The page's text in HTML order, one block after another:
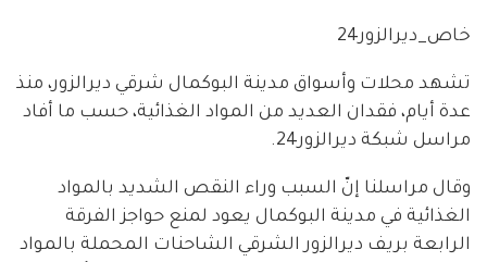
خاص_ديرالزور24
تشهد محلات وأسواق مدينة البوكمال شرقي ديرالزور، منذ
عدة أيام، فقدان العديد من المواد الغذائية، حسب ما أفاد
مراسل شبكة ديرالزور24.
وقال مراسلنا إنّ السبب وراء النقص الشديد بالمواد
الغذائية في مدينة البوكمال يعود لمنع حواجز الفرقة
الرابعة بريف ديرالزور الشرقي الشاحنات المحملة بالمواد